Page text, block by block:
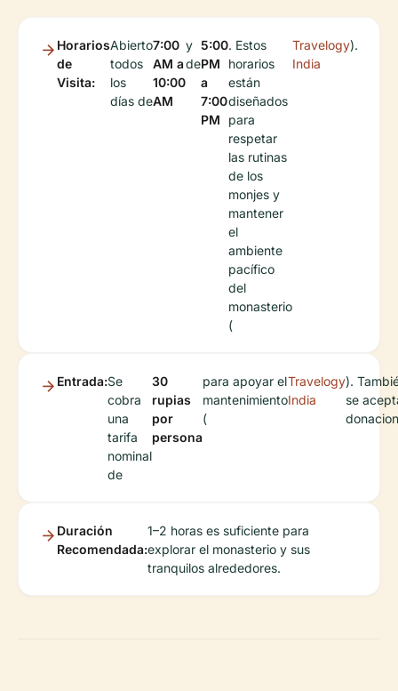
Horarios
de
Visita:
Abierto
todos
los
días de
7:00
AM a
10:00
AM
y
de
5:00
PM
a
7:00
PM
. Estos
horarios
están
diseñados
para
respetar
las rutinas
de los
monjes y
mantener
el
ambiente
pacífico
del
monasterio
(
Travelogy
India
).
Entrada:Se
cobra
una
tarifa
nominal
de
30
rupias
por
persona
para apoyar el
mantenimiento
(
Travelogy
India
).
se
Duración
Recomendada:
1–2 horas es suficiente para
explorar el monasterio y sus
tranquilos alrededores.